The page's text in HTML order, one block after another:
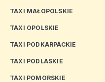
TAXI MAŁOPOLSKIE
TAXI OPOLSKIE
TAXI PODKARPACKIE
TAXI PODLASKIE
TAXI POMORSKIE